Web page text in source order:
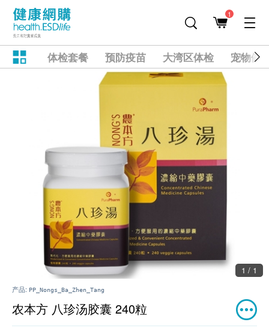
1
体检套餐 预防疫苗 大湾区体检 宠物健
1 / 1
产品: PP_Nongs_Ba_Zhen_Tang
农本方 八珍汤胶囊 240粒